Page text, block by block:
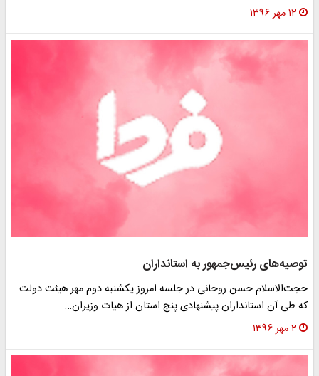
۱۲ مهر ۱۳۹۶
توصیه‌های رئیس‌جمهور به استانداران
حجت‌الاسلام حسن روحانی در جلسه امروز یکشنبه دوم مهر هیئت دولت
که طی آن استانداران پیشنهادی پنج استان از هیات وزیران…
۲ مهر ۱۳۹۶